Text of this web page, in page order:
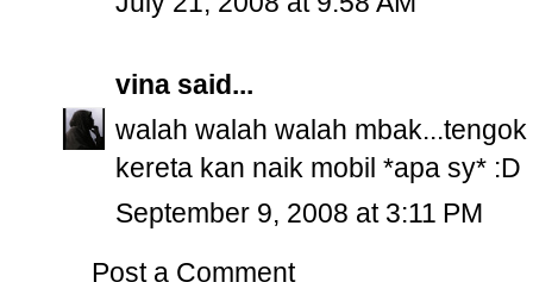
vina said...
walah walah walah
kereta kan naik mobil *apa sy* :D
September 9, 2008 at 3:11 PM
Post a Comment